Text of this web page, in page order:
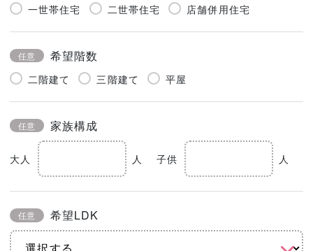
一世帯住宅 二世帯住宅 店舗併用住宅
任意 希望階数
二階建て 三階建て 平屋
任意 家族構成
大人 人 子供 人
任意 希望LDK